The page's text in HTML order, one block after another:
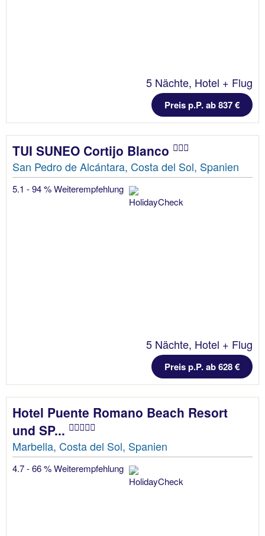
5 Nächte, Hotel + Flug
Preis p.P. ab 837 €
TUI SUNEO Cortijo Blanco
San Pedro de Alcántara, Costa del Sol, Spanien
5.1 - 94 % Weiterempfehlung
5 Nächte, Hotel + Flug
Preis p.P. ab 628 €
Hotel Puente Romano Beach Resort
und SP...
Marbella, Costa del Sol, Spanien
4.7 - 66 % Weiterempfehlung